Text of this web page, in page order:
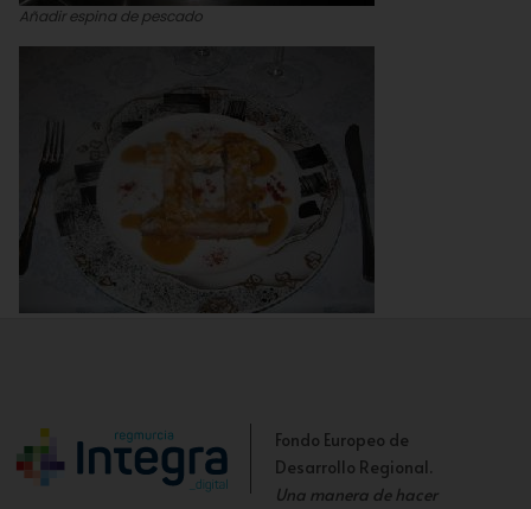
Añadir espina de pescado
Fondo Europeo de
Desarrollo Regional.
Una manera de hacer